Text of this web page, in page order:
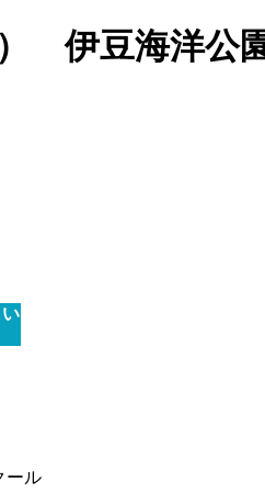
伊豆海洋公
ール